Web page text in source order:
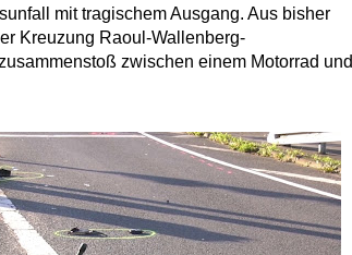
mit tragischem Ausgang. Aus bisher
Kreuzung Raoul-Wallenberg-
zwischen einem Motorrad und